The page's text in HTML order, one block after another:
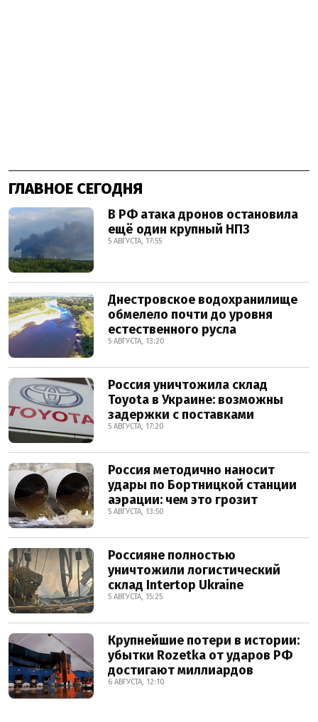
ГЛАВНОЕ СЕГОДНЯ
В РФ атака дронов остановила
ещё один крупный НПЗ
5 АВГУСТА, 17:55
Днестровское водохранилище
обмелело почти до уровня
естественного русла
5 АВГУСТА, 13:20
Россия уничтожила склад
Toyota в Украине: возможны
задержки с поставками
5 АВГУСТА, 17:20
Россия методично наносит
удары по Бортницкой станции
аэрации: чем это грозит
5 АВГУСТА, 13:50
Россияне полностью
уничтожили логистический
склад Intertop Ukraine
5 АВГУСТА, 15:25
Крупнейшие потери в истории:
убытки Rozetka от ударов РФ
достигают миллиардов
6 АВГУСТА, 12:10